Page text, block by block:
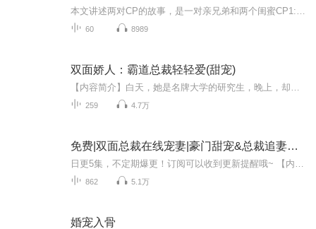
60 8989
双面娇人：霸道总裁轻轻爱(甜宠)
259 4.7万
免费|双面总裁在线宠妻|豪门甜宠&总裁追妻套路多| AI电子书
862 5.1万
婚宠入骨